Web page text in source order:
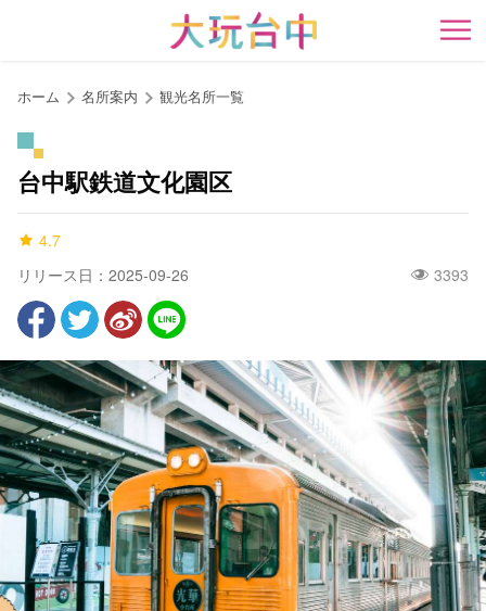
開
ホーム 名所案内 観光名所一覧
台中駅鉄道文化園区
4.7
リリース日：2025-09-26
3393